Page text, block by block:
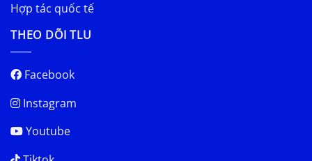
Hợp tác quốc tế
THEO DÕI TLU
Facebook
Instagram
Youtube